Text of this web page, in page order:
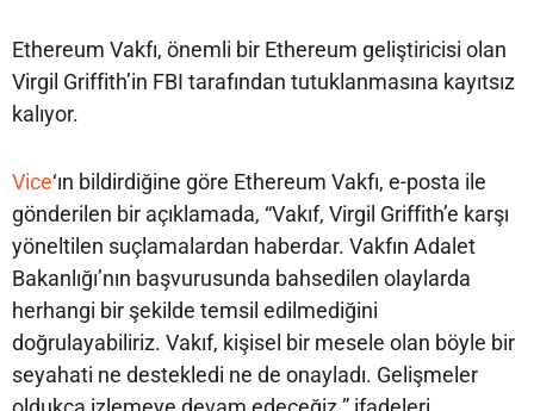
Ethereum Vakfı, önemli bir Ethereum geliştiricisi olan
Virgil Griffith’in FBI tarafından tutuklanmasına kayıtsız
kalıyor.
Vice‘ın bildirdiğine göre Ethereum Vakfı, e-posta ile
gönderilen bir açıklamada, “Vakıf, Virgil Griffith’e karşı
yöneltilen suçlamalardan haberdar. Vakfın Adalet
Bakanlığı’nın başvurusunda bahsedilen olaylarda
herhangi bir şekilde temsil edilmediğini
doğrulayabiliriz. Vakıf, kişisel bir mesele olan böyle bir
seyahati ne destekledi ne de onayladı. Gelişmeler